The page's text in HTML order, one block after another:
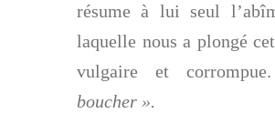
résume à lui seul
laquelle nous a plongé
vulgaire et
boucher ».